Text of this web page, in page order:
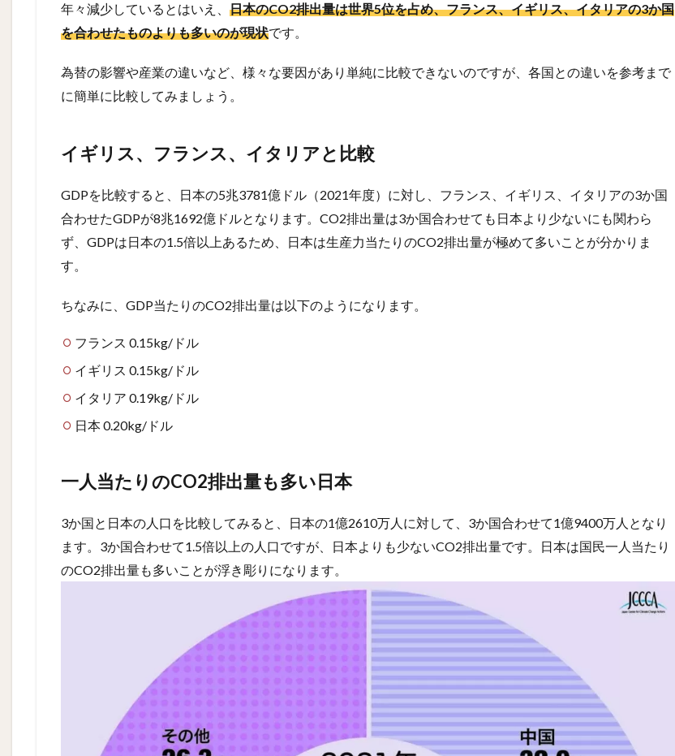
年々減少しているとはいえ、 日本のCO2排出量は世界5位を占め、フランス、イギリス、イタリアの3か国
を合わせたものよりも多いのが現状です。
為替の影響や産業の違いなど、様々な要因があり単純に比較できないのですが、各国との違いを参考まで
に簡単に比較してみましょう。
イギリス、フランス、イタリアと比較
GDPを比較すると、日本の5兆3781億ドル（2021年度）に対し、フランス、イギリス、イタリアの3か国
合わせたGDPが8兆1692億ドルとなります。CO2排出量は3か国合わせても日本より少ないにも関わら
ず、GDPは日本の1.5倍以上あるため、日本は生産力当たりのCO2排出量が極めて多いことが分かりま
す。
ちなみに、GDP当たりのCO2排出量は以下のようになります。
フランス 0.15kg/ドル
イギリス 0.15kg/ドル
イタリア 0.19kg/ドル
日本 0.20kg/ドル
一人当たりのCO2排出量も多い日本
3か国と日本の人口を比較してみると、日本の1億2610万人に対して、3か国合わせて1億9400万人となり
ます。3か国合わせて1.5倍以上の人口ですが、日本よりも少ないCO2排出量です。日本は国民一人当たり
のCO2排出量も多いことが浮き彫りになります。